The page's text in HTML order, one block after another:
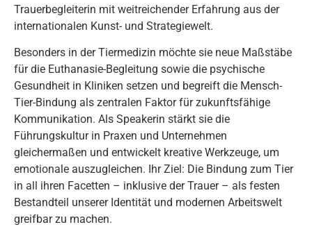
Trauerbegleiterin mit weitreichender Erfahrung aus der
internationalen Kunst- und Strategiewelt.
Besonders in der Tiermedizin möchte sie neue Maßstäbe
für die Euthanasie-Begleitung sowie die psychische
Gesundheit in Kliniken setzen und begreift die Mensch-
Tier-Bindung als zentralen Faktor für zukunftsfähige
Kommunikation. Als Speakerin stärkt sie die
Führungskultur in Praxen und Unternehmen
gleichermaßen und entwickelt kreative Werkzeuge, um
emotionale auszugleichen. Ihr Ziel: Die Bindung zum Tier
in all ihren Facetten – inklusive der Trauer – als festen
Bestandteil unserer Identität und modernen Arbeitswelt
greifbar zu machen.